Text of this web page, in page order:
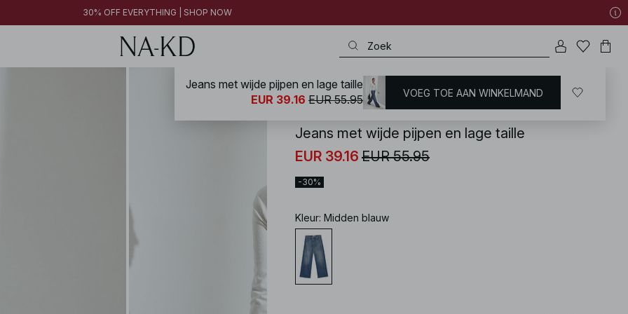
30% OFF EVERYTHING | SHOP NOW
NA-KD / Jeans / Low Waist Jeans
Jeans met wijde pijpen en lage taille
EUR 39.16 EUR 55.95
-30%
Kleur: Midden blauw
Jeans met wijde pijpen en lage taille
EUR 39.16 EUR 55.95 VOEG TOE AAN WINKELMAND